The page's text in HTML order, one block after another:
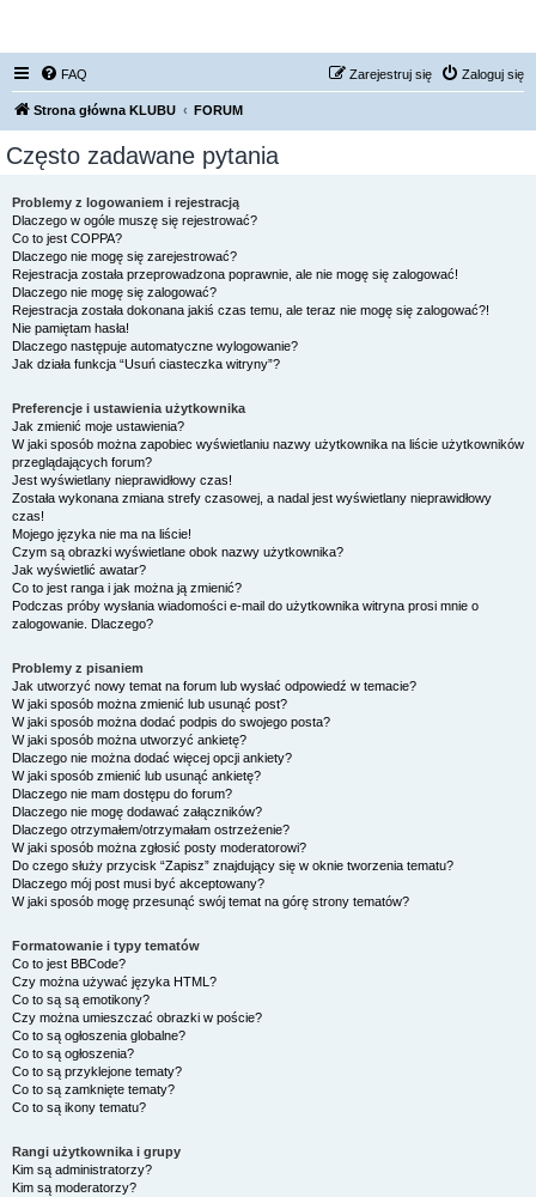
FAQ Zaloguj się
Zarejestruj się
Strona główna KLUBU FORUM
Często zadawane pytania
Problemy z logowaniem i rejestracją
Dlaczego w ogóle muszę się rejestrować?
Co to jest COPPA?
Dlaczego nie mogę się zarejestrować?
Rejestracja została przeprowadzona poprawnie, ale nie mogę się zalogować!
Dlaczego nie mogę się zalogować?
Rejestracja została dokonana jakiś czas temu, ale teraz nie mogę się zalogować?!
Nie pamiętam hasła!
Dlaczego następuje automatyczne wylogowanie?
Jak działa funkcja “Usuń ciasteczka witryny”?
Preferencje i ustawienia użytkownika
Jak zmienić moje ustawienia?
W jaki sposób można zapobiec wyświetlaniu nazwy użytkownika na liście użytkowników
przeglądających forum?
Jest wyświetlany nieprawidłowy czas!
Została wykonana zmiana strefy czasowej, a nadal jest wyświetlany nieprawidłowy
czas!
Mojego języka nie ma na liście!
Czym są obrazki wyświetlane obok nazwy użytkownika?
Jak wyświetlić awatar?
Co to jest ranga i jak można ją zmienić?
Podczas próby wysłania wiadomości e-mail do użytkownika witryna prosi mnie o
zalogowanie. Dlaczego?
Problemy z pisaniem
Jak utworzyć nowy temat na forum lub wysłać odpowiedź w temacie?
W jaki sposób można zmienić lub usunąć post?
W jaki sposób można dodać podpis do swojego posta?
W jaki sposób można utworzyć ankietę?
Dlaczego nie można dodać więcej opcji ankiety?
W jaki sposób zmienić lub usunąć ankietę?
Dlaczego nie mam dostępu do forum?
Dlaczego nie mogę dodawać załączników?
Dlaczego otrzymałem/otrzymałam ostrzeżenie?
W jaki sposób można zgłosić posty moderatorowi?
Do czego służy przycisk “Zapisz” znajdujący się w oknie tworzenia tematu?
Dlaczego mój post musi być akceptowany?
W jaki sposób mogę przesunąć swój temat na górę strony tematów?
Formatowanie i typy tematów
Co to jest BBCode?
Czy można używać języka HTML?
Co to są są emotikony?
Czy można umieszczać obrazki w poście?
Co to są ogłoszenia globalne?
Co to są ogłoszenia?
Co to są przyklejone tematy?
Co to są zamknięte tematy?
Co to są ikony tematu?
Rangi użytkownika i grupy
Kim są administratorzy?
Kim są moderatorzy?